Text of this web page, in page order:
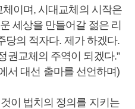
이며, 시대교체의 시작은
세상을 만들어갈 젊은 리
당의 적자다. 제가 하겠다.
권교체의 주역이 되겠다.”
서 대선 출마를 선언하며)
이 법치의 정의를 지키는